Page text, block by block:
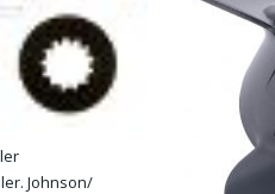
Johnson/